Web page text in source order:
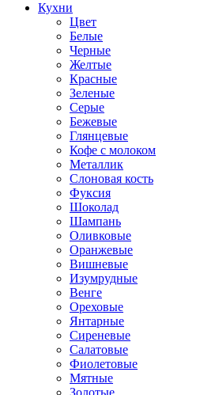
Кухни
Цвет
Белые
Черные
Желтые
Красные
Зеленые
Серые
Бежевые
Глянцевые
Кофе с молоком
Металлик
Слоновая кость
Фуксия
Шоколад
Шампань
Оливковые
Оранжевые
Вишневые
Изумрудные
Венге
Ореховые
Янтарные
Сиреневые
Салатовые
Фиолетовые
Мятные
Золотые